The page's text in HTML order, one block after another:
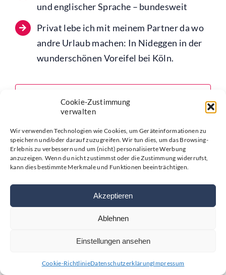
Cookie-Zustimmung
verwalten
Wir verwenden Technologien wie Cookies, um Geräteinformationen zu
speichern und/oder darauf zuzugreifen. Wir tun dies, um das Browsing-
Erlebnis zu verbessern und um (nicht) personalisierte Werbung
anzuzeigen. Wenn du nicht zustimmst oder die Zustimmung widerrufst,
kann dies bestimmte Merkmale und Funktionen beeinträchtigen.
Akzeptieren
Ablehnen
Einstellungen ansehen
Cookie-RichtlinieDatenschutzerklärungImpressum
und englischer Sprache – bundesweit
Privat lebe ich mit meinem Partner da wo
andre Urlaub machen: In Nideggen in der
wunderschönen Voreifel bei Köln.